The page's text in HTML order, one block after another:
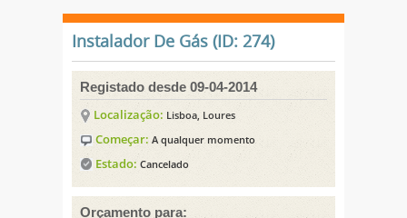
Instalador De Gás (ID: 274)
Registado desde 09-04-2014
Localização: Lisboa, Loures
Começar: A qualquer momento
Estado: Cancelado
Orçamento para: